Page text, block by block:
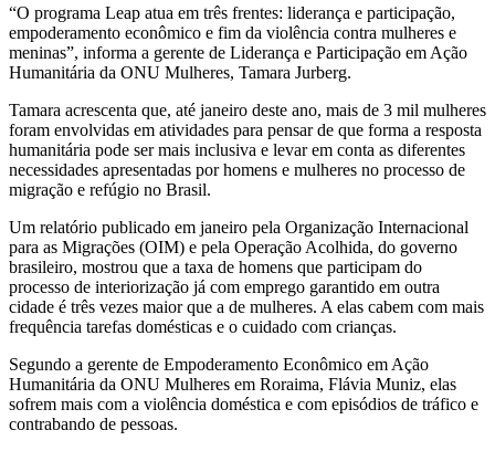
“O programa Leap atua em três frentes: liderança e participação,
empoderamento econômico e fim da violência contra mulheres e
meninas”, informa a gerente de Liderança e Participação em Ação
Humanitária da ONU Mulheres, Tamara Jurberg.
Tamara acrescenta que, até janeiro deste ano, mais de 3 mil mulheres
foram envolvidas em atividades para pensar de que forma a resposta
humanitária pode ser mais inclusiva e levar em conta as diferentes
necessidades apresentadas por homens e mulheres no processo de
migração e refúgio no Brasil.
Um relatório publicado em janeiro pela Organização Internacional
para as Migrações (OIM) e pela Operação Acolhida, do governo
brasileiro, mostrou que a taxa de homens que participam do
processo de interiorização já com emprego garantido em outra
cidade é três vezes maior que a de mulheres. A elas cabem com mais
frequência tarefas domésticas e o cuidado com crianças.
Segundo a gerente de Empoderamento Econômico em Ação
Humanitária da ONU Mulheres em Roraima, Flávia Muniz, elas
sofrem mais com a violência doméstica e com episódios de tráfico e
contrabando de pessoas.